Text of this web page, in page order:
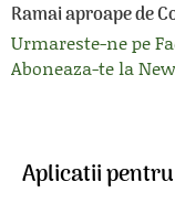
Ramai aproape de
Urmareste-ne pe
Aboneaza-te la
Aplicatii